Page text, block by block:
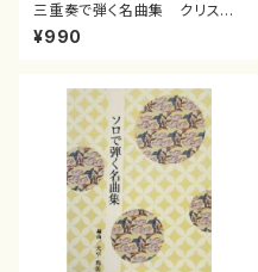
三重奏で弾く名曲集 クリスマ
スメドレー( 箏2/大平光美 編
曲/楽譜）
¥990